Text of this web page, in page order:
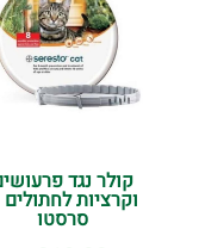
קולר נגד
וקרציות
סרסטו